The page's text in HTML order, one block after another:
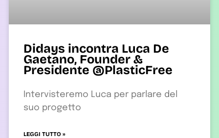
Didays incontra Luca De
Gaetano, Founder &
Presidente @PlasticFree
Intervisteremo Luca per parlare del
suo progetto
LEGGI TUTTO »